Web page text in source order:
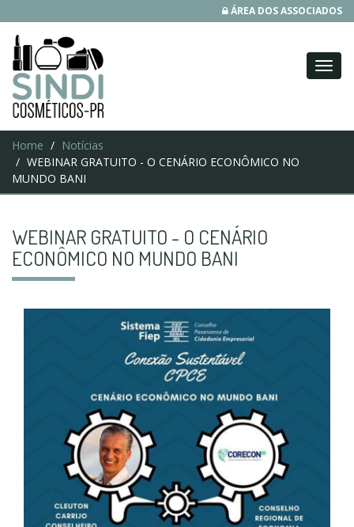
ÁREA DOS ASSOCIADOS
Home
Notícias
WEBINAR GRATUITO - O CENÁRIO ECONÔMICO NO
MUNDO BANI
WEBINAR GRATUITO - O CENÁRIO
ECONÔMICO NO MUNDO BANI